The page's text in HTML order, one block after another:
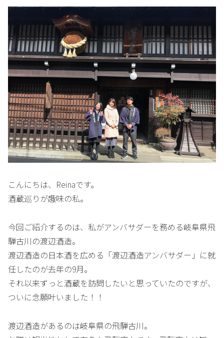
こんにちは、Reinaです。
酒蔵巡りが趣味の私。
今回ご紹介するのは、私がアンバサダーを務める岐阜県飛
騨古川の渡辺酒造。
渡辺酒造の日本酒を広める「渡辺酒造アンバサダー」に就
任したのが去年の9月。
それ以来ずっと酒蔵を訪問したいと思っていたのですが、
ついに念願叶いました！！
渡辺酒造があるのは岐阜県の飛騨古川。